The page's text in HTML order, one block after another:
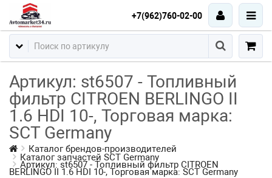
+7(962)760-02-00
Артикул: st6507 - Топливный
фильтр CITROEN BERLINGO II
1.6 HDI 10-, Торговая марка:
SCT Germany
Каталог брендов-производителей
Каталог запчастей SCT Germany
Артикул: st6507 - Топливный фильтр CITROEN
BERLINGO II 1.6 HDI 10-, Торговая марка: SCT Germany